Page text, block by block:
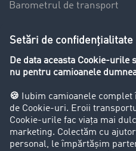
Barometrul de transport
Restricții de circulație
Firma
Success Stories